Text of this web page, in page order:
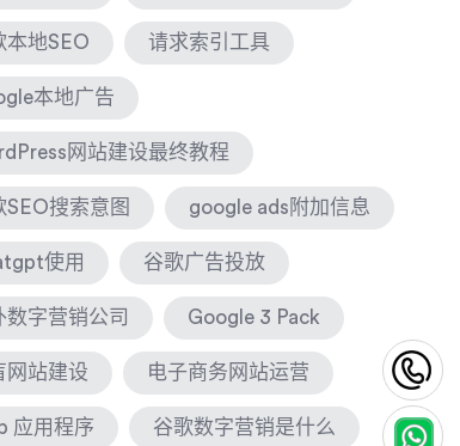
本地SEO 请求索引工具
本地广告
网站建设最终教程
SEO搜索意图 google ads附加信息
使用 谷歌广告投放
数字营销公司 Google 3 Pack
网站建设 电子商务网站运营
应用程序 谷歌数字营销是什么